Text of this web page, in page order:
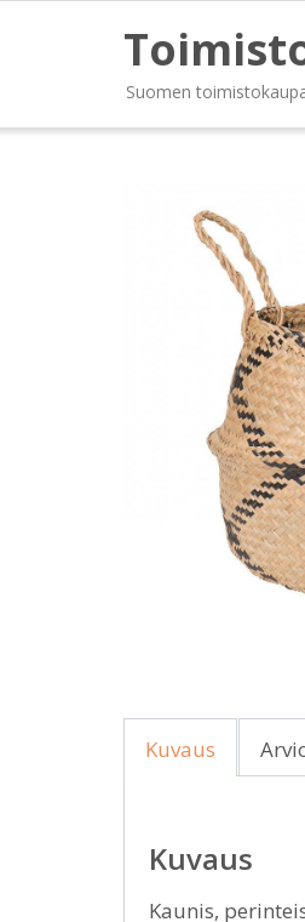
Suomen
Kuvaus
Kuvaus
Kaunis,